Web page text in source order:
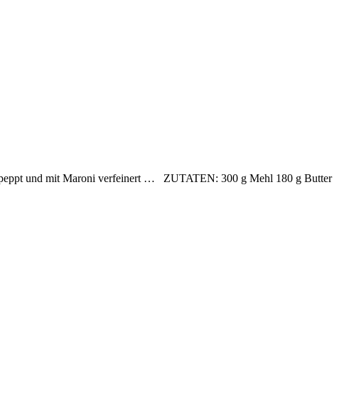
und mit Maroni verfeinert … ZUTATEN: 300 g Mehl 180 g Butter